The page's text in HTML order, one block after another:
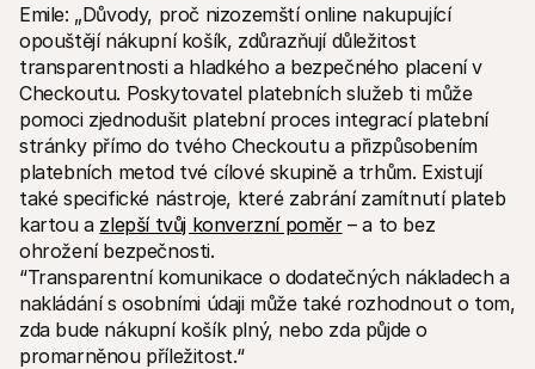
Emile: „Důvody, proč nizozemští online nakupující
opouštějí nákupní košík, zdůrazňují důležitost
transparentnosti a hladkého a bezpečného placení v
Checkoutu. Poskytovatel platebních služeb ti může
pomoci zjednodušit platební proces integrací platební
stránky přímo do tvého Checkoutu a přizpůsobením
platebních metod tvé cílové skupině a trhům. Existují
také specifické nástroje, které zabrání zamítnutí plateb
kartou a zlepší tvůj konverzní poměr – a to bez
ohrožení bezpečnosti.
“Transparentní komunikace o dodatečných nákladech a
nakládání s osobními údaji může také rozhodnout o tom,
zda bude nákupní košík plný, nebo zda půjde o
promarněnou příležitost.“